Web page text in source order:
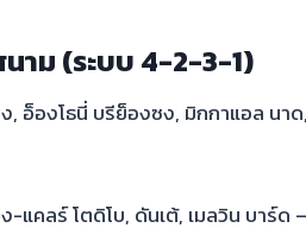
นาม (ระบบ 4-2-3-1)
, อ็องโธนี่ บรีย็องซง, มิกกาแอล น
คลร์ โตดิโบ, ดันเต้, เมลวิน บาร์ด